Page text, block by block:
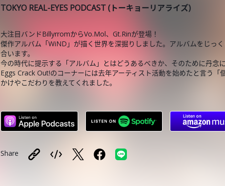
TOKYO REAL-EYES PODCAST (トーキョーリアライズ)
大注目バンドBillyrromからVo.Mol、Gt.Rinが登場！
傑作アルバム「WiND」が描く世界を深掘りしました。アルバムをじっ
合います。
今の時代に提示する「アルバム」とはどうあるべきか、そのために丹念
Eggs Crack Out!のコーナーには去年アーティスト活動を始めたと言う「
かけやこだわりを教えてくれました。
Share